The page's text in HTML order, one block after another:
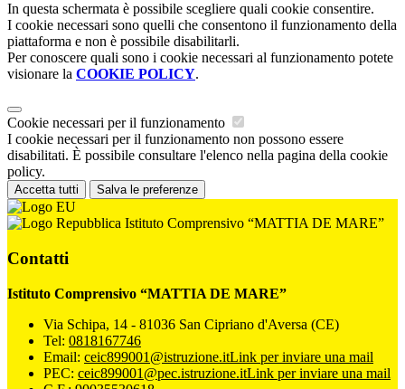
In questa schermata è possibile scegliere quali cookie consentire.
I cookie necessari sono quelli che consentono il funzionamento della
piattaforma e non è possibile disabilitarli.
Per conoscere quali sono i cookie necessari al funzionamento potete
visionare la COOKIE POLICY.
Cookie necessari per il funzionamento
I cookie necessari per il funzionamento non possono essere
disabilitati. È possibile consultare l'elenco nella pagina della cookie
policy.
Accetta tutti Salva le preferenze
Istituto Comprensivo “MATTIA DE MARE”
Contatti
Istituto Comprensivo “MATTIA DE MARE”
Via Schipa, 14 - 81036 San Cipriano d'Aversa (CE)
Tel: 0818167746
Email: ceic899001@istruzione.itLink per inviare una mail
PEC: ceic899001@pec.istruzione.itLink per inviare una mail